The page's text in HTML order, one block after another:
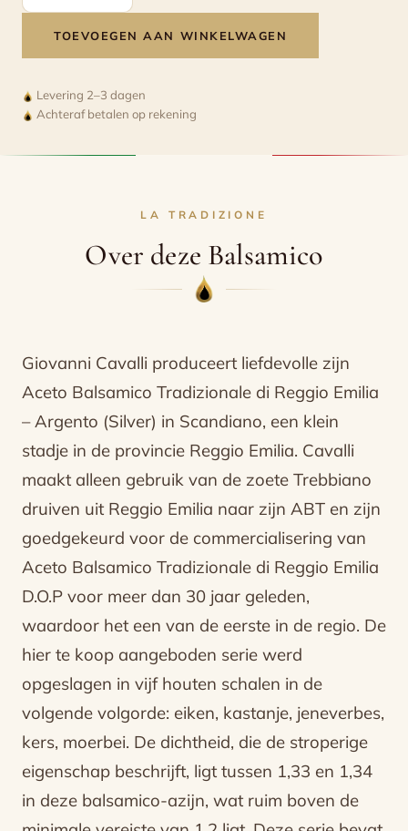
Tradizionale
di
Reggio
TOEVOEGEN AAN WINKELWAGEN
Levering 2–3 dagen
Achteraf betalen op rekening
LA TRADIZIONE
Over deze Balsamico
Giovanni Cavalli produceert liefdevolle zijn
Aceto Balsamico Tradizionale di Reggio Emilia
– Argento (Silver) in Scandiano, een klein
stadje in de provincie Reggio Emilia. Cavalli
maakt alleen gebruik van de zoete Trebbiano
druiven uit Reggio Emilia naar zijn ABT en zijn
goedgekeurd voor de commercialisering van
Aceto Balsamico Tradizionale di Reggio Emilia
D.O.P voor meer dan 30 jaar geleden,
waardoor het een van de eerste in de regio. De
hier te koop aangeboden serie werd
opgeslagen in vijf houten schalen in de
volgende volgorde: eiken, kastanje, jeneverbes,
kers, moerbei. De dichtheid, die de stroperige
eigenschap beschrijft, ligt tussen 1,33 en 1,34
in deze balsamico-azijn, wat ruim boven de